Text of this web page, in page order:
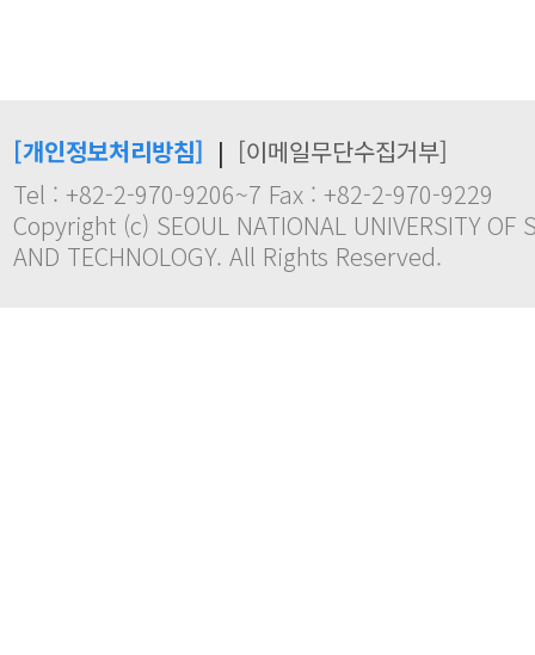
[개인정보처리방침] | [이메일무단수집거부]
Tel : +82-2-970-9206~7 Fax : +82-2-970-9229
Copyright (c) SEOUL NATIONAL UNIVERSITY OF
AND TECHNOLOGY. All Rights Reserved.